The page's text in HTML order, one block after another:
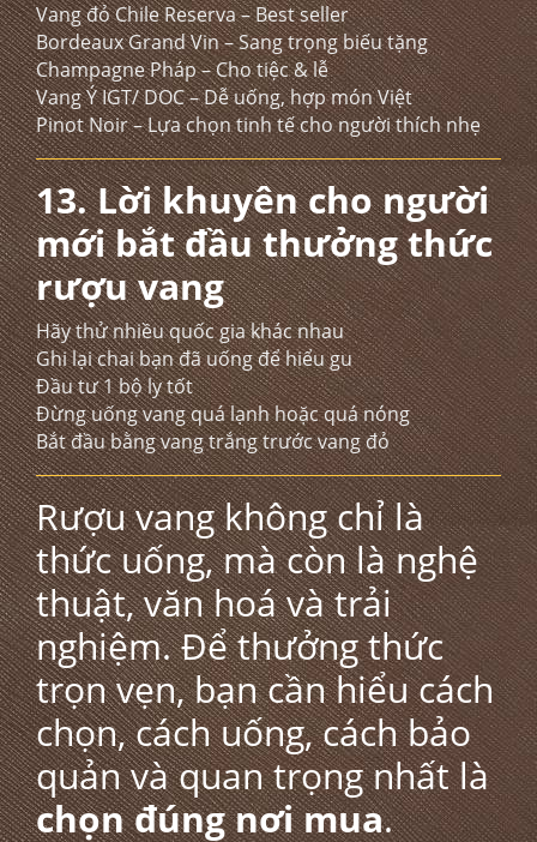
Vang đỏ Chile Reserva – Best seller
Bordeaux Grand Vin – Sang trọng biếu tặng
Champagne Pháp – Cho tiệc & lễ
Vang Ý IGT/ DOC – Dễ uống, hợp món Việt
Pinot Noir – Lựa chọn tinh tế cho người thích nhẹ
13. Lời khuyên cho người
mới bắt đầu thưởng thức
rượu vang
Hãy thử nhiều quốc gia khác nhau
Ghi lại chai bạn đã uống để hiểu gu
Đầu tư 1 bộ ly tốt
Đừng uống vang quá lạnh hoặc quá nóng
Bắt đầu bằng vang trắng trước vang đỏ
Rượu vangkhông chỉ là
thức uống, mà còn là nghệ
thuật, văn hoá và trải
nghiệm. Để thưởng thức
trọn vẹn, bạn cần hiểu cách
chọn, cách uống, cách bảo
quản và quan trọng nhất là
chọn đúng nơi mua.